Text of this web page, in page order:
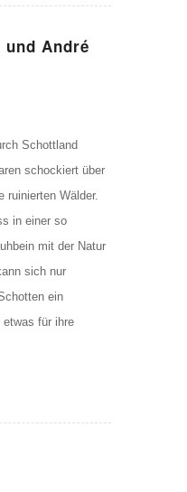
und André
Schottland
schockiert über
ruinierten Wälder.
in einer so
mit der Natur
sich nur
ein
etwas für ihre